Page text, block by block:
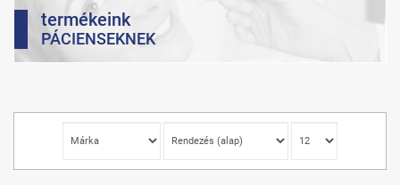
termékeink
PÁCIENSEKNEK